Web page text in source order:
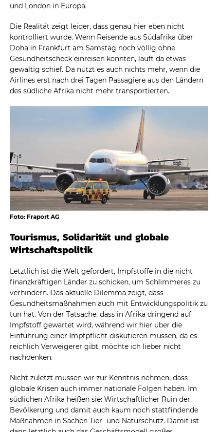
und London in Europa.
Die Realität zeigt leider, dass genau hier eben nicht
kontrolliert wurde. Wenn Reisende aus Südafrika über
Doha in Frankfurt am Samstag noch völlig ohne
Gesundheitscheck einreisen konnten, läuft da etwas
gewaltig schief. Da nutzt es auch nichts mehr, wenn die
Airlines erst nach drei Tagen Passagiere aus den Ländern
des südliche Afrika nicht mehr transportierten.
Foto: Fraport AG
Tourismus, Solidarität und globale
Wirtschaftspolitik
Letztlich ist die Welt gefordert, Impfstoffe in die nicht
finanzkräftigen Länder zu schicken, um Schlimmeres zu
verhindern. Das aktuelle Dilemma zeigt, dass
Gesundheitsmaßnahmen auch mit Entwicklungspolitik zu
tun hat. Von der Tatsache, dass in Afrika dringend auf
Impfstoff gewartet wird, während wir hier über die
Einführung einer Impfpflicht diskutieren müssen, da es
reichlich Verweigerer gibt, möchte ich lieber nicht
nachdenken.
Nicht zuletzt müssen wir zur Kenntnis nehmen, dass
globale Krisen auch immer nationale Folgen haben. Im
südlichen Afrika heißen sie: Wirtschaftlicher Ruin der
Bevölkerung und damit auch kaum noch stattfindende
Maßnahmen in Sachen Tier- und Naturschutz. Damit ist